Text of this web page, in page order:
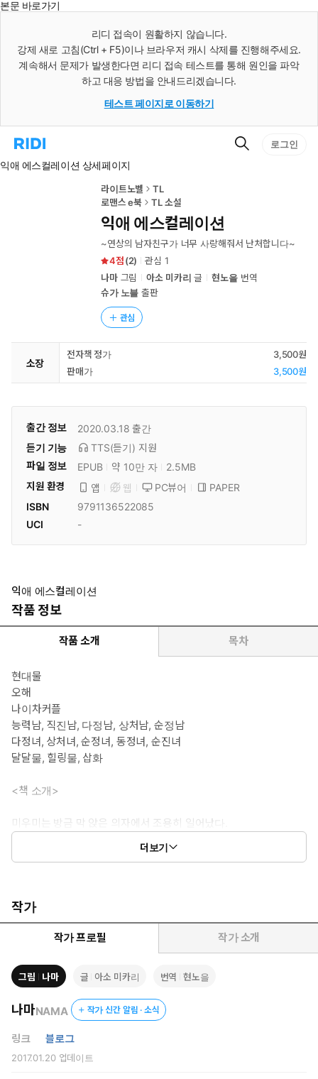
본문 바로가기
리디 접속이 원활하지 않습니다.
강제 새로 고침(Ctrl + F5)이나 브라우저 캐시 삭제를 진행해주세요.
계속해서 문제가 발생한다면 리디 접속 테스트를 통해 원인을 파악
하고 대응 방법을 안내드리겠습니다.
테스트 페이지로 이동하기
리
홈
검
로그인
익애 에스컬레이션 상세페이지
라이트노벨
TL
로맨스 e북
TL 소설
익애 에스컬레이션
~연상의 남자친구가 너무 사랑해줘서 난처합니다~
4
(2) 관심 1
나마그림 아소 미카리 글 현노을번역
슈가 노블 출판
관심
소장
전자책 정가
3,500원
판매가
3,500원
출간 정보 2020.03.18 출간
듣기 기능
TTS(듣기) 지원
파일 정보
EPUB 약 10만 자
2.5MB
지원 환경
앱 웹 PC뷰어
PAPER
ISBN
9791136522085
UCI
-
익애 에스컬레이션
작품 정보
작품 소개 목차
현대물
오해
나이차커플
능력남, 직진남, 다정남, 상처남, 순정남
다정녀, 상처녀, 순정녀, 동정녀, 순진녀
달달물, 힐링물, 삽화
<책 소개>
미우미는 방금 막 앉은 의자에서 조용히 일어났다.
테이블을 따라 돌아 그의 옆에 섰다. 평소에는 올려다보기만 하는
슈이치를 내려다보는 게 신기한 기분이었다. 가마 부분까지 보였
“센자키 씨가 보기엔 저는 어린애일지도 모르지만.”
손끝으로 그의 검은 머리카락을 만져 보았다.
스치기만 할 뿐인 머리카락이 지독하게 간지러웠다. 사실은 그를 더
만지고 싶었지만, 그런 소릴 하면 또 어린아이로 볼 것이다.
――누군가의 특별한 사람이 되고 싶다는 건 상대방을 특별하게
좋아한다는 것. 나는 센자키 씨에게 어떤 의미로 특별한 걸까.
이마에 했던 키스. 그때 다음에는 입술에 하겠다고 예고했는데 슈이
치는 손을 대려 하지 않았다.
“……이리 와.”
미우미 쪽으로 몸을 돌린 그가 두 팔을 벌렸다.
더보기
작가
작가 프로필 작가 소개
그림 나마 글 아소 미카리 번역 현노을
나마NAMA 작가 신간 알림 · 소식
링크 블로그
2017.01.20업데이트